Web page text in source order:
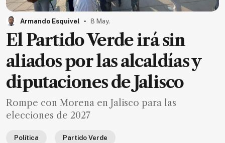
MXN
el
mes.
Suscríbete ahora
NOTICIAS
Jalisco
Armando Esquivel . 8 May.
El Partido Verde irá sin
aliados por las alcaldías y
diputaciones de Jalisco
Rompe con Morena en Jalisco para las
elecciones de 2027
Política Partido Verde